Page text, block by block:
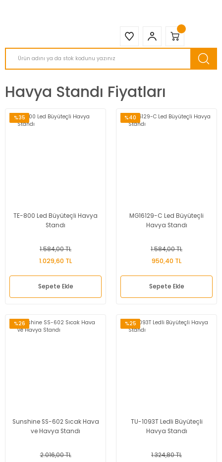
Havya Standı Fiyatları
%35
TE-800 Led Büyüteçli Havya
Standı
1.584,00 TL
1.029,60 TL
Sepete Ekle
%40
MG16129-C Led Büyüteçli
Havya Standı
1.584,00 TL
950,40 TL
Sepete Ekle
%26
Sunshine SS-602 Sıcak Hava
ve Havya Standı
2.016,00 TL
%25
TU-1093T Ledli Büyüteçli
Havya Standı
1.324,80 TL